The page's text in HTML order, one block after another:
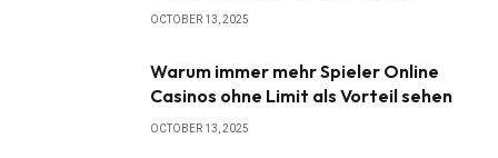
OCTOBER 13, 2025
Warum immer mehr Spieler Online
Casinos ohne Limit als Vorteil sehen
OCTOBER 13, 2025